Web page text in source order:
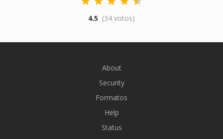
4.5 (34 votos)
About
Security
Formatos
Help
Status